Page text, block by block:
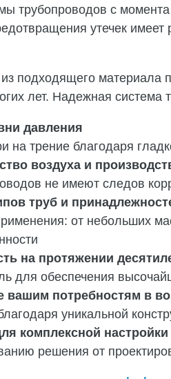
трубопроводов с
утечек
подходящего материала
лет. Надежная система
давления
на трение благодаря
воздуха и
не имеют следов
труб и
от небольших
на протяжении
для обеспечения
вашим потребностям в
уникальной
комплексной
решения от